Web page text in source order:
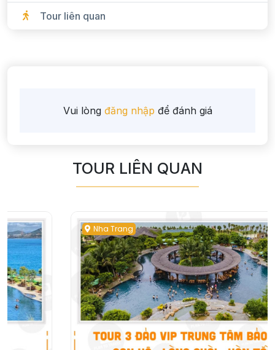
Tour liên quan
Vui lòngđăng nhập để đánh giá
TOUR LIÊN QUAN
Nha Trang